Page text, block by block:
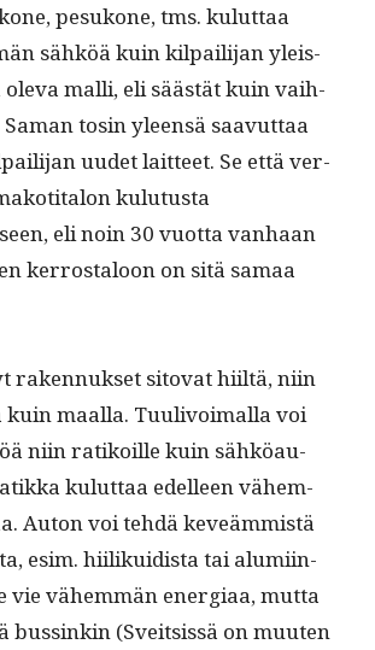
pesukone, tms. kulut­taa
sähköä kuin kil­pail­i­jan yleis­
ole­va malli, eli säästät kuin vai­h­
tosin yleen­sä saavut­taa
uudet lait­teet. Se että ver­
kulu­tus­ta
eli noin 30 vuot­ta van­haan
ker­rostaloon on sitä samaa
raken­nuk­set sito­vat hiiltä, niin
kuin maal­la. Tuulivoimal­la voi
niin ratikoille kuin sähköau­
kulut­taa edelleen vähem­
Auton voi tehdä keveäm­mistä
esim. hiilikuidista tai alu­mi­in­
vie vähem­män ener­giaa, mut­ta
bussinkin (Sveit­sis­sä on muuten